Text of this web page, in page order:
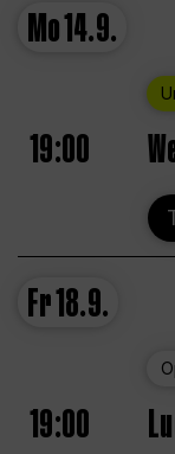
Mo14.9.
19:00
Fr18.9.
19:00